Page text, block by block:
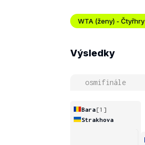
WTA (ženy) - Čtyřhry
Výsledky
osmifinále
Bara[1]
Strakhova